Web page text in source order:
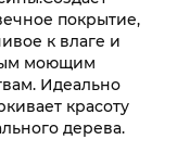
покрытие,
к влаге и
моющим
Идеально
красоту
дерева.